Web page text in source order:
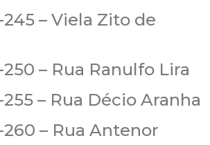
– Viela Zito de
– Rua Ranulfo Lira
– Rua Décio Aranha
260 – Rua Antenor